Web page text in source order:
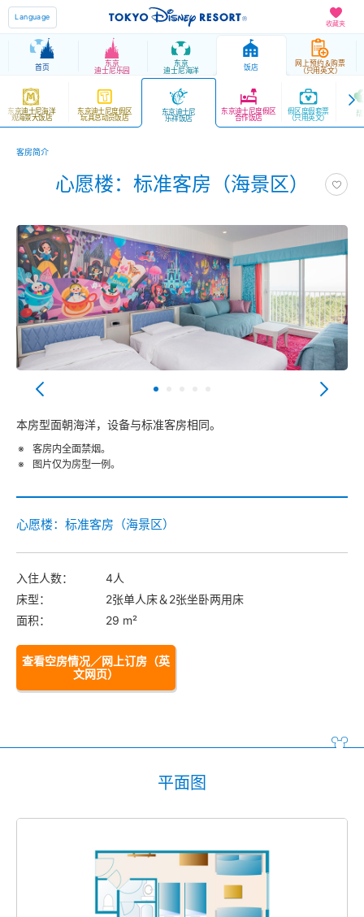
收藏夹
Language
首页 东京
迪士尼乐园
东京
迪士尼海洋 饭店 网上预约＆购票
（只用英文）
东京迪士尼海洋
观海景大饭店
东京迪士尼度假区
玩具总动员饭店
东京迪士尼
乐祥饭店
东京迪士尼度假区
合作饭店
假区度假套票
（只用英文） 帮
客房简介
心愿楼：标准客房（海景区）
本房型面朝海洋，设备与标准客房相同。
客房内全面禁烟。
图片仅为房型一例。
心愿楼：标准客房（海景区）
入住人数：
4人
床型：
2张单人床＆2张坐卧两用床
面积：
29 m²
查看空房情况／网上订房（英
文网页）
平面图